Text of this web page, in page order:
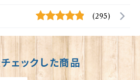
(295)
ェックした商品